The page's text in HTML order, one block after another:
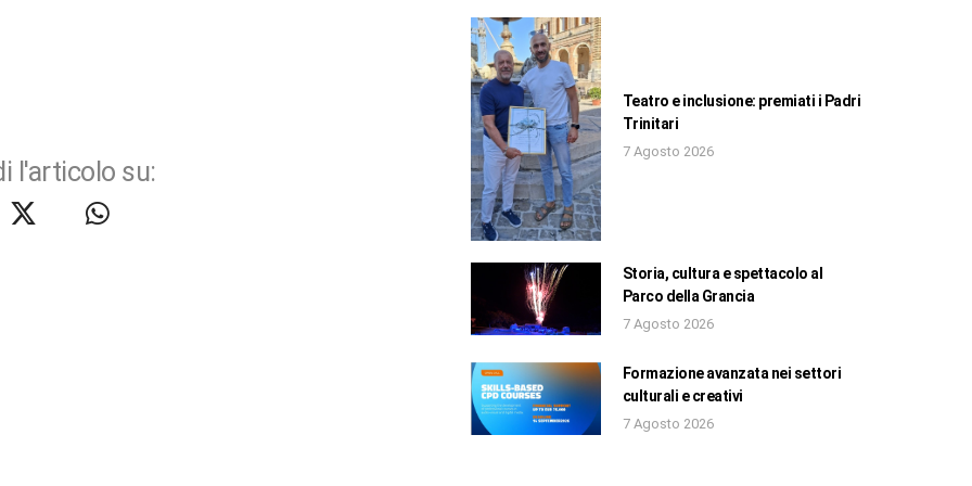
l'articolo su:
Teatro e inclusione: premiati i Padri
Trinitari
7 Agosto 2026
Storia, cultura e spettacolo al
Parco della Grancia
7 Agosto 2026
Formazione avanzata nei settori
culturali e creativi
7 Agosto 2026